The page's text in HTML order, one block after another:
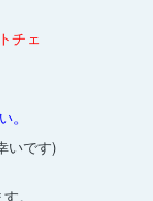
チェ
。
いです)
。